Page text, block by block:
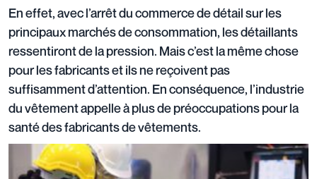
En effet, avec l’arrêt du commerce de détail sur les
principaux marchés de consommation, les détaillants
ressentiront de la pression. Mais c’est la même chose
pour les fabricants et ils ne reçoivent pas
suffisamment d’attention. En conséquence, l’industrie
du vêtement appelle à plus de préoccupations pour la
santé des fabricants de vêtements.